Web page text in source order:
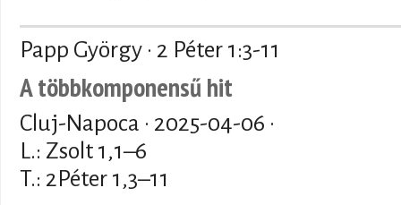
Papp György · 2 Péter 1:3-11
A többkomponensű hit
Cluj-Napoca · 2025-04-06 ·
L.: Zsolt 1,1–6
T.: 2Péter 1,3–11